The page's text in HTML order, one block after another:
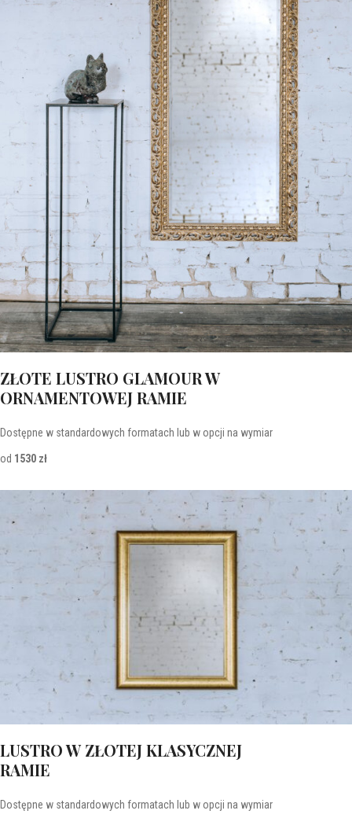
ZŁOTE LUSTRO GLAMOUR W
ORNAMENTOWEJ RAMIE
Dostępne w standardowych formatach lub w opcji na wymiar
od 1530 zł
LUSTRO W ZŁOTEJ KLASYCZNEJ
RAMIE
Dostępne w standardowych formatach lub w opcji na wymiar